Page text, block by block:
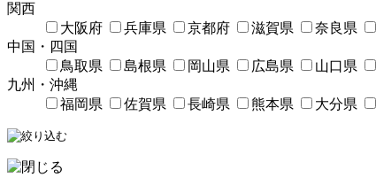
関西
大阪府
兵庫県 京都府 滋賀県 奈良県
中国・四国
鳥取県
島根県 岡山県 広島県 山口県
九州・沖縄
福岡県
佐賀県 長崎県 熊本県 大分県